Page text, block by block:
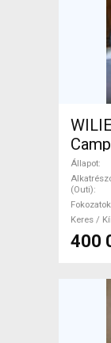
Állapot
(Outi)
Keres /
400